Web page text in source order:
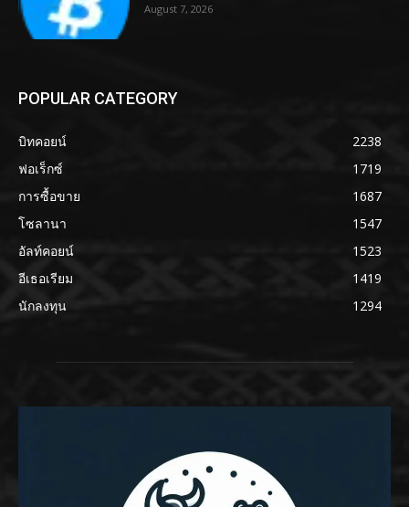
August 7, 2026
POPULAR CATEGORY
บิทคอยน์
2238
ฟอเร็กซ์
1719
การซื้อขาย
1687
โซลานา
1547
อัลท์คอยน์
1523
อีเธอเรียม
1419
นักลงทุน
1294